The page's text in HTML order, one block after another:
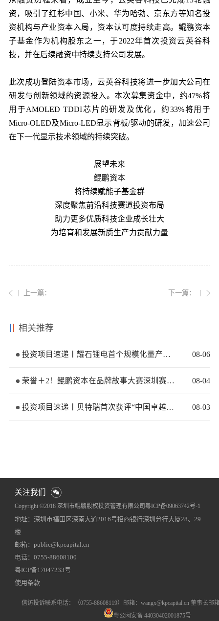
资，吸引了红杉中国、小米、华为哈勃、京东方等知名投
资机构与产业资本入局，资本认可度持续走高。鲲鹏资本
子基金作为机构股东之一，于2022年首次投资云英谷科
技，并在后续融资中持续支持公司发展。
此次成功登陆资本市场，云英谷科技将进一步加大公司在
研发与创新领域的资源投入。本次募集资金中，约47%将
用于AMOLED TDDI芯片的研发及优化，约33%将用于
Micro-OLED及Micro-LED显示背板/驱动的研发，加速公司
在下一代显示技术领域的持续突破。
展望未来
鲲鹏资本
将持续赋能子基金群
深度聚焦前沿科技赛道投资布局
助力更多优质科技企业成长壮大
为培育和发展新质生产力贡献力量
上一篇： 下一篇：
相关推荐
投资项目速递丨耀石锂电首个规模化量产基地签约落地 08-06
荣誉＋2！鲲鹏资本在品牌故事大赛深圳赛区再获佳绩 08-04
投资项目速递丨贝特瑞首次获评“中国卓越管理公司” 08-03
关注我们
Copyright ©2018 深圳市鲲鹏股权投资管理有限公司 粤ICP备09063742号-1
网站地图犀牛云提供企业云服务
地址：深圳市福田区深南大道2016号招商银行深圳分行大厦28、29
楼
邮箱：public@kpcapital.cn
电话：0755-88608100
粤ICP备17047233号
使用条款
信访投诉联系电话：（0755-88608119）
邮箱：wangx@kpcapital.cn 董事长邮
粤公网安备 44030402001875号